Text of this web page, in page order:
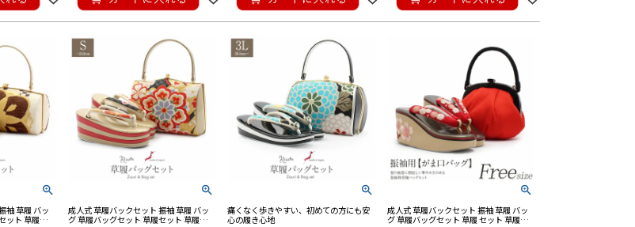
袖 草履 バッ
ット 草履バ
成人式 草履バックセット 振袖 草履 バッ
グ 草履バッグセット 草履セット 草履バ
痛くなく歩きやすい、初めての方にも安
心の履き心地
成人式 草履バックセット 振袖 草履 バッ
グ 草履バッグセット 草履 セット 草履バ